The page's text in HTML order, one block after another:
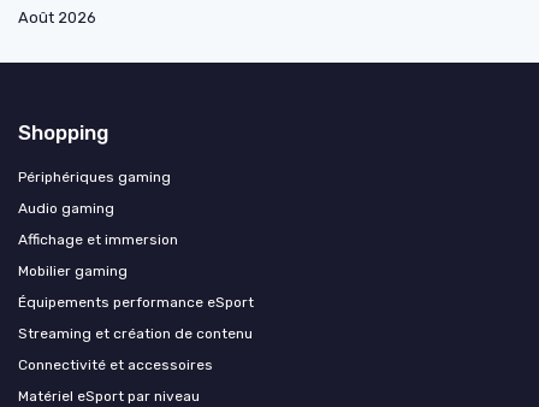
Août 2026
Shopping
Périphériques gaming
Audio gaming
Affichage et immersion
Mobilier gaming
Équipements performance eSport
Streaming et création de contenu
Connectivité et accessoires
Matériel eSport par niveau